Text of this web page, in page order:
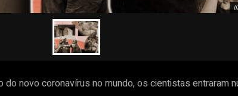
novo coronavírus no mundo, os cientistas entraram